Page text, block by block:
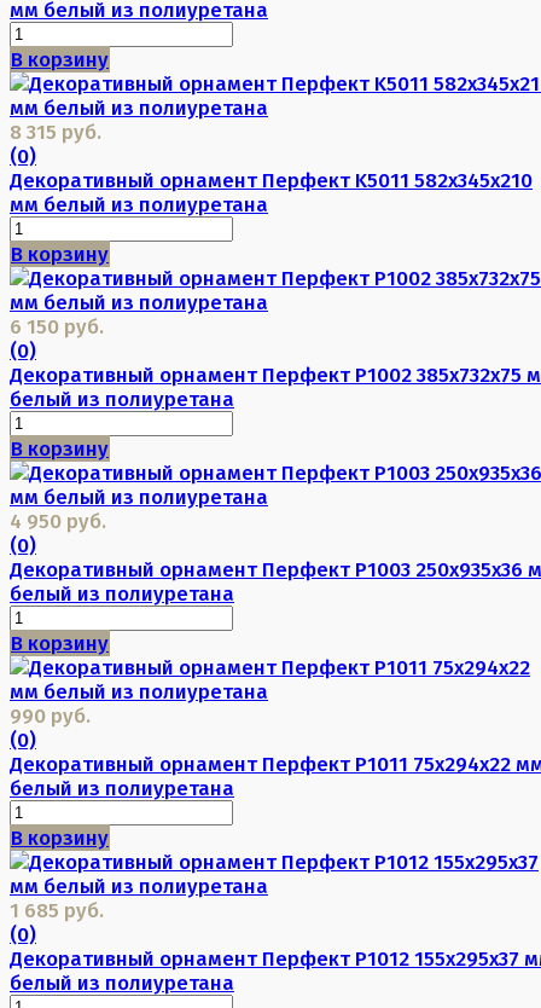
мм белый из полиуретана
В корзину
8 315 руб.
(0)
Декоративный орнамент Перфект K5011 582х345х210
мм белый из полиуретана
В корзину
6 150 руб.
(0)
Декоративный орнамент Перфект P1002 385х732х75
белый из полиуретана
В корзину
4 950 руб.
(0)
Декоративный орнамент Перфект P1003 250х935х36
белый из полиуретана
В корзину
990 руб.
(0)
Декоративный орнамент Перфект P1011 75х294х22
белый из полиуретана
В корзину
1 685 руб.
(0)
Декоративный орнамент Перфект P1012 155х295х37
белый из полиуретана